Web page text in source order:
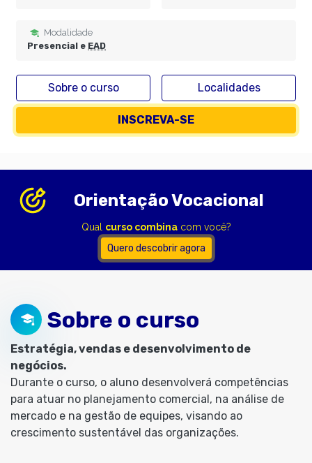
Modalidade
Presencial e EAD
Sobre o curso Localidades
INSCREVA-SE
Orientação Vocacional
Qual curso combinacom você?
Quero descobrir agora
Sobre o curso
Estratégia, vendas e desenvolvimento de
negócios.
Durante o curso, o aluno desenvolverá competências
para atuar no planejamento comercial, na análise de
mercado e na gestão de equipes, visando ao
crescimento sustentável das organizações.